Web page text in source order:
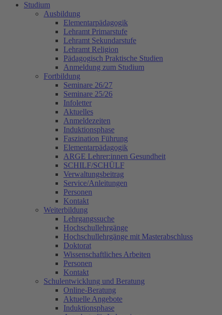
Studium
Ausbildung
Elementarpädagogik
Lehramt Primarstufe
Lehramt Sekundarstufe
Lehramt Religion
Pädagogisch Praktische Studien
Anmeldung zum Studium
Fortbildung
Seminare 26/27
Seminare 25/26
Infoletter
Aktuelles
Anmeldezeiten
Induktionsphase
Faszination Führung
Elementarpädagogik
ARGE Lehrer:innen Gesundheit
SCHILF/SCHÜLF
Verwaltungsbeitrag
Service/Anleitungen
Personen
Kontakt
Weiterbildung
Lehrgangssuche
Hochschullehrgänge
Hochschullehrgänge mit Masterabschluss
Doktorat
Wissenschaftliches Arbeiten
Personen
Kontakt
Schulentwicklung und Beratung
Online-Beratung
Aktuelle Angebote
Induktionsphase